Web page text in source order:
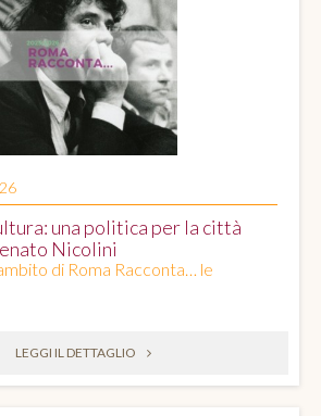
una politica per la città
Nicolini
di Roma Racconta… le
LEGGI IL DETTAGLIO